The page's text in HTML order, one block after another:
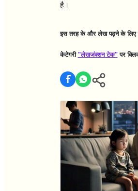
है।
इस तरह के और लेख पढ़ने के लिए
केटेगरी "लेखजंक्शन टेक" पर